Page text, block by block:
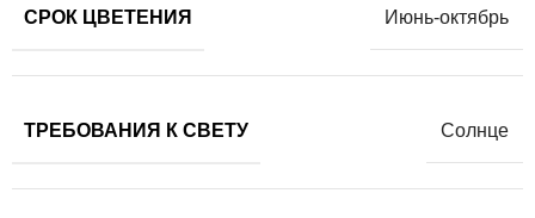
СРОК ЦВЕТЕНИЯ Июнь-октябрь
ТРЕБОВАНИЯ К СВЕТУ Солнце